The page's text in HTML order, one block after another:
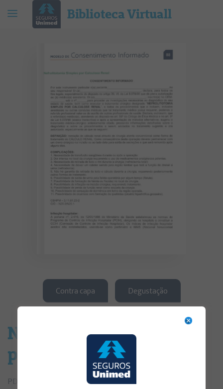
Biblioteca Virtuall
Contra capa Degustação
Nefrolitotomia Simples
por Calculose Renal
PDF de Consentimentos Informados Nefrolitotomia